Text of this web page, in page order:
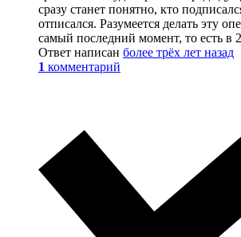
сразу станет понятно, кто
отписался. Разумеется делать эту
самый последний момент, то есть в
Ответ написан более трёх лет назад
1 комментарий